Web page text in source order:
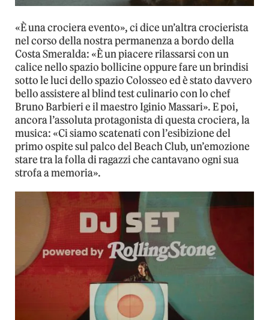
«È una crociera evento», ci dice un’altra crocierista
nel corso della nostra permanenza a bordo della
Costa Smeralda: «È un piacere rilassarsi con un
calice nello spazio bollicine oppure fare un brindisi
sotto le luci dello spazio Colosseo ed è stato davvero
bello assistere al blind test culinario con lo chef
Bruno Barbieri e il maestro Iginio Massari». E poi,
ancora l’assoluta protagonista di questa crociera, la
musica: «Ci siamo scatenati con l’esibizione del
primo ospite sul palco del Beach Club, un’emozione
stare tra la folla di ragazzi che cantavano ogni sua
strofa a memoria».